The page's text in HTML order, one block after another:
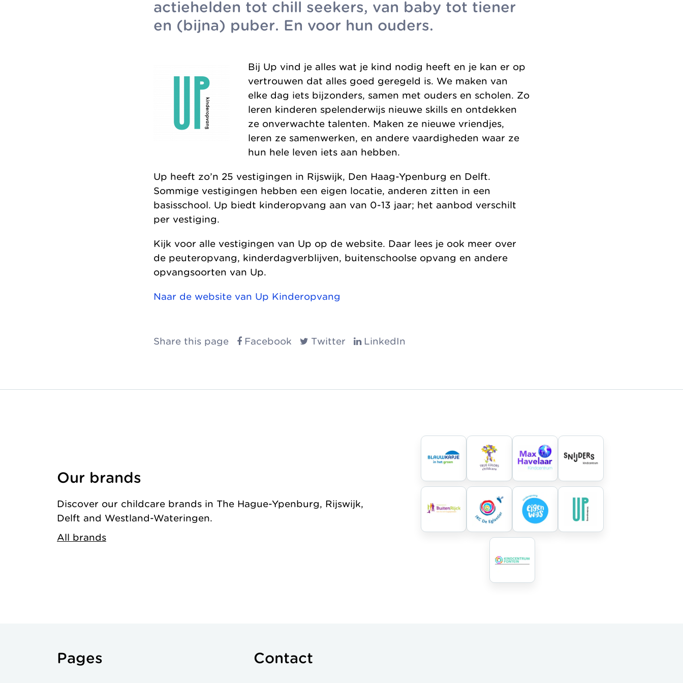
Organisation
actiehelden tot chill seekers, van baby tot tiener
en (bijna) puber. En voor hun ouders.
Bij Up vind je alles wat je kind nodig heeft en je kan er op
vertrouwen dat alles goed geregeld is. We maken van
elke dag iets bijzonders, samen met ouders en scholen. Zo
leren kinderen spelenderwijs nieuwe skills en ontdekken
ze onverwachte talenten. Maken ze nieuwe vriendjes,
leren ze samenwerken, en andere vaardigheden waar ze
hun hele leven iets aan hebben.
Up heeft zo’n 25 vestigingen in Rijswijk, Den Haag-Ypenburg en Delft.
Sommige vestigingen hebben een eigen locatie, anderen zitten in een
basisschool. Up biedt kinderopvang aan van 0-13 jaar; het aanbod verschilt
per vestiging.
Kijk voor alle vestigingen van Up op de website. Daar lees je ook meer over
de peuteropvang, kinderdagverblijven, buitenschoolse opvang en andere
opvangsoorten van Up.
Naar de website van Up Kinderopvang
Share this page Facebook Twitter LinkedIn
Our brands
Discover our childcare brands in The Hague-Ypenburg, Rijswijk,
Delft and Westland-Wateringen.
All brands
Pages Contact